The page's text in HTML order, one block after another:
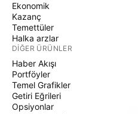
Ekonomik
Kazanç
Temettüler
Halka arzlar
DIĞER ÜRÜNLER
Haber Akışı
Portföyler
Temel Grafikler
Getiri Eğrileri
Opsiyonlar